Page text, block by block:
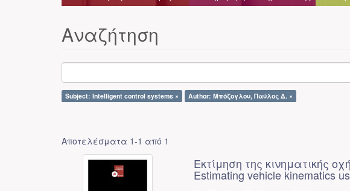
Αναζήτηση
Subject: Intelligent control systems × Author: Μπόζογλου, Παύλος Δ. ×
Αποτελέσματα 1-1 από 1
Εκτίμηση της κινηματικής
Estimating vehicle kinematics